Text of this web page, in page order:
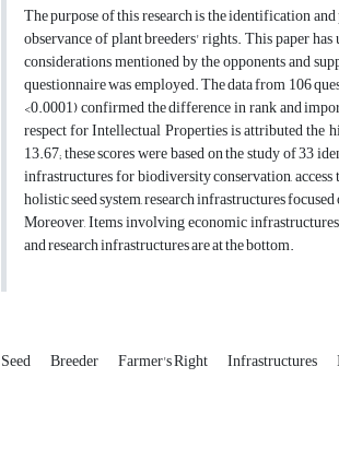
The purpose of this research is the identification
observance of plant breeders' rights. This paper
considerations mentioned by the opponents and
questionnaire was employed. The data from 106
<0.0001) confirmed the difference in rank and
respect for Intellectual Properties is attributed the
13.67; these scores were based on the study of
infrastructures for biodiversity conservation,
holistic seed system, research infrastructures
Moreover, Items involving economic
and research infrastructures are at the bottom.
Seed Breeder Farmer's Right Infrastructures